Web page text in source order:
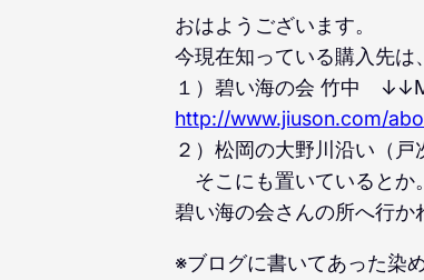
おはようございます。
今現在知っている購入先は
１）碧い海の会 竹中
http://www.jiuson.com/
２）松岡の大野川沿い（戸
そこにも置いているとか。
碧い海の会さんの所へ行か
※ブログに書いてあった染